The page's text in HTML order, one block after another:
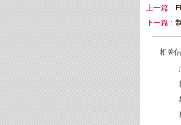
上一篇：
下一篇：
相关